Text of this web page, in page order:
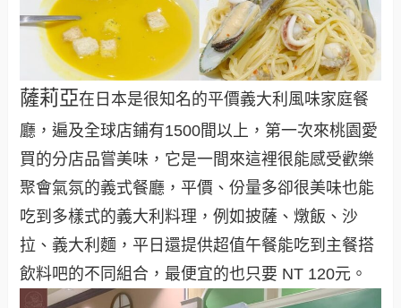
薩莉亞在日本是很知名的平價義大利風味家庭餐
廳，遍及全球店鋪有1500間以上，第一次來桃園愛
買的分店品嘗美味，它是一間來這裡很能感受歡樂
聚會氣氛的義式餐廳，平價、份量多卻很美味也能
吃到多樣式的義大利料理，例如披薩、燉飯、沙
拉、義大利麵，平日還提供超值午餐能吃到主餐搭
飲料吧的不同組合，最便宜的也只要 NT 120元。